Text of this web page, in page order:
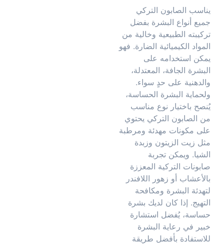
يناسب الصابون التركي
جميع أنواع البشرة بفضل
تركيبته الطبيعية وخالية من
المواد الكيميائية الضارة. فهو
يمكن استخدامه على
البشرة الجافة، المعتدلة،
والدهنية على حدٍ سواء.
ولحماية البشرة الحساسة،
يُنصح باختيار نوع مناسب
من الصابون التركي يحتوي
على مكونات مهدئة ومرطبة
مثل زيت الزيتون وزبدة
الشيا. ويمكن تجربة
صابونات التركية المعززة
بالأعشاب أو زهور اللافندر
لتهدئة البشرة ومكافحة
التهيج. إذا كان لديك بشرة
حساسة، يُفضل استشارة
خبير في رعاية البشرة
للاستفادة بأفضل طريقة